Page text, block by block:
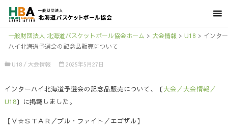
一般財団法人 北海道バスケットボール協会ホーム > 大会情報 > U18 > インター
ハイ北海道予選会の記念品販売について
U18 / 大会情報 2025年5月27日
インターハイ北海道予選会の記念品販売について、〔大会／大会情報／
U18〕に掲載しました。
【Ｖ☆ＳＴＡＲ／ブル・ファイト／エゴザル】